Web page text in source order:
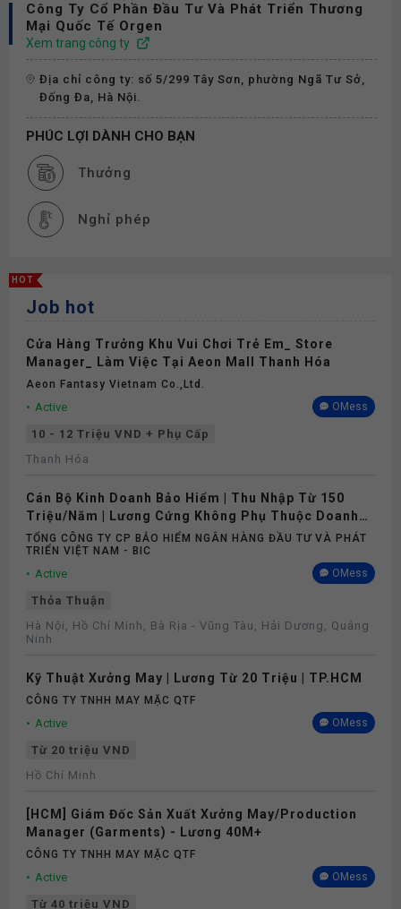
Công Ty Cổ Phần Đầu Tư Và Phát Triển Thương
Mại Quốc Tế Orgen
Xem trang công ty
Địa chỉ công ty: số 5/299 Tây Sơn, phường Ngã Tư Sở,
Đống Đa, Hà Nội.
PHÚC LỢI DÀNH CHO BẠN
Thưởng
Nghỉ phép
HOT
Job hot
Cửa Hàng Trưởng Khu Vui Chơi Trẻ Em_ Store
Manager_ Làm Việc Tại Aeon Mall Thanh Hóa
Aeon Fantasy Vietnam Co.,ltd.
Active OMess
10 - 12 Triệu VND + Phụ Cấp
Thanh Hóa
Cán Bộ Kinh Doanh Bảo Hiểm | Thu Nhập Từ 150
Triệu/Năm | Lương Cứng Không Phụ Thuộc Doanh
Số
TỔNG CÔNG TY CP BẢO HIỂM NGÂN HÀNG ĐẦU TƯ VÀ PHÁT
TRIỂN VIỆT NAM - BIC
Active OMess
Thỏa Thuận
Hà Nội, Hồ Chí Minh, Bà Rịa - Vũng Tàu, Hải Dương, Quảng
Ninh
Kỹ Thuật Xưởng May | Lương Từ 20 Triệu | TP.HCM
CÔNG TY TNHH MAY MẶC QTF
Active OMess
Từ 20 triệu VND
Hồ Chí Minh
[HCM] Giám Đốc Sản Xuất Xưởng May/Production
Manager (Garments) - Lương 40M+
CÔNG TY TNHH MAY MẶC QTF
Active OMess
Từ 40 triệu VND